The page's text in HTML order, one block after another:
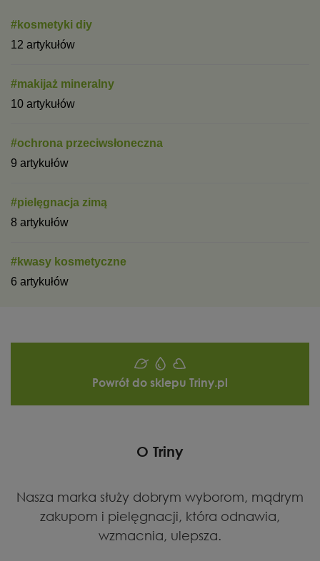
#kosmetyki diy
12 artykułów
#makijaż mineralny
10 artykułów
#ochrona przeciwsłoneczna
9 artykułów
#pielęgnacja zimą
8 artykułów
#kwasy kosmetyczne
6 artykułów
Powrót do sklepu Triny.pl
O Triny
Nasza marka służy dobrym wyborom, mądrym
zakupom i pielęgnacji, która odnawia,
wzmacnia, ulepsza.